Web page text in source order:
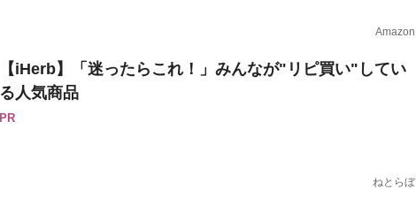
Amazon
【iHerb】「迷ったらこれ！」みんなが"リピ買い"してい
る人気商品
PR
ねとらぼ